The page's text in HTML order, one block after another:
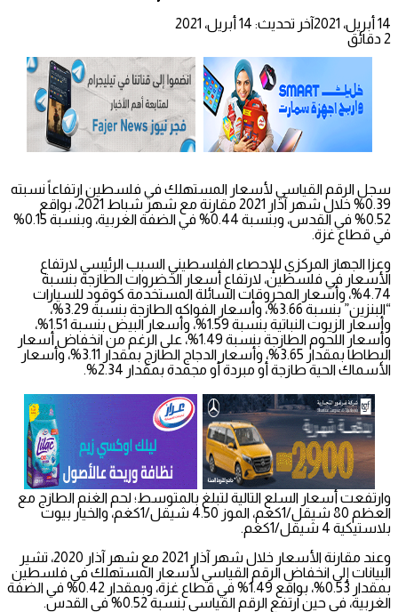
14 أبريل، 2021
آخر تحديث: 14 أبريل، 2021
2 دقائق
سجل الرقم القياسي لأسعار المستهلك في فلسطين ارتفاعاً نسبته
0.39% خلال شهر آذار 2021 مقارنة مع شهر شباط 2021، بواقع
0.52% في القدس، وبنسبة 0.44% في الضفة الغربية، وبنسبة 0.15%
في قطاع غزة.
وعزا الجهاز المركزي للإحصاء الفلسطيني السبب الرئيسي لارتفاع
الأسعار في فلسطين، لارتفاع أسعار الخضروات الطازجة بنسبة
4.74%، وأسعار المحروقات السائلة المستخدمة كوقود للسيارات
“البنزين” بنسبة 3.66%، وأسعار الفواكه الطازجة بنسبة 3.29%،
وأسعار الزيوت النباتية بنسبة 1.59%، وأسعار البيض بنسبة 1.51%،
وأسعار اللحوم الطازجة بنسبة 1.49%، على الرغم من انخفاض أسعار
البطاطا بمقدار 3.65%، وأسعار الدجاج الطازج بمقدار 3.11%، وأسعار
الأسماك الحية طازجة أو مبردة أو مجمدة بمقدار 2.34%.
وارتفعت أسعار السلع التالية لتبلغ بالمتوسط؛ لحم الغنم الطازج مع
العظم 80 شيقل/1كغم، الموز 4.50 شيقل/1كغم، والخيار بيوت
بلاستيكية 4 شيقل/1كغم.
وعند مقارنة الأسعار خلال شهر آذار 2021 مع شهر آذار 2020، تشير
البيانات إلى انخفاض الرقم القياسي لأسعار المستهلك في فلسطين
بمقدار 0.53%، بواقع 1.49% في قطاع غزة، وبمقدار 0.42% في الضفة
الغربية، في حين ارتفع الرقم القياسي بنسبة 0.52% في القدس.